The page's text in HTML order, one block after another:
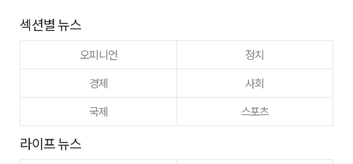
섹션별 뉴스
오피니언
정치
경제
사회
국제
스포츠
라이프 뉴스